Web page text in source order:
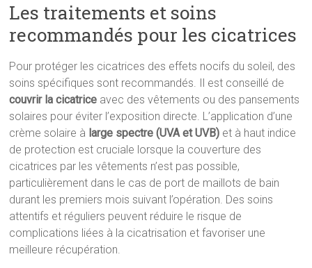
Les traitements et soins
recommandés pour les cicatrices
Pour protéger les cicatrices des effets nocifs du soleil, des
soins spécifiques sont recommandés. Il est conseillé de
couvrir la cicatrice avec des vêtements ou des pansements
solaires pour éviter l’exposition directe. L’application d’une
crème solaire à large spectre (UVA et UVB) et à haut indice
de protection est cruciale lorsque la couverture des
cicatrices par les vêtements n’est pas possible,
particulièrement dans le cas de port de maillots de bain
durant les premiers mois suivant l’opération. Des soins
attentifs et réguliers peuvent réduire le risque de
complications liées à la cicatrisation et favoriser une
meilleure récupération.